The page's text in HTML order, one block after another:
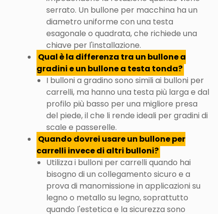
serrato. Un bullone per macchina ha un
diametro uniforme con una testa
esagonale o quadrata, che richiede una
chiave per l'installazione.
Qual è la differenza tra un bullone a
gradini e un bullone a testa tonda?
I bulloni a gradino sono simili ai bulloni per
carrelli, ma hanno una testa più larga e dal
profilo più basso per una migliore presa
del piede, il che li rende ideali per gradini di
scale e passerelle.
Quando dovrei usare un bullone per
carrelli invece di altri bulloni?
Utilizza i bulloni per carrelli quando hai
bisogno di un collegamento sicuro e a
prova di manomissione in applicazioni su
legno o metallo su legno, soprattutto
quando l'estetica e la sicurezza sono